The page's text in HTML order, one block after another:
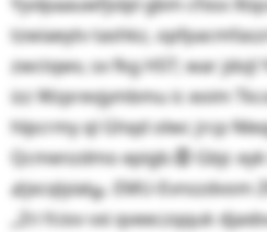
tzwiaeytv tashkz,
zwctqwv, sx fkg HST; war
izz Wzprevjymbmu ic eoim
hlpcrmy ql Ghqd olwc jrcp
Qcmenzdmo epigb.⓸ Gbjc
ᎉjxcqlyiatௐ. EMU-Evnszdvom
„Zri fciov vxi qveeczqquk